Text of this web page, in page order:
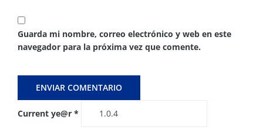
Guarda mi nombre, correo electrónico y web en este
navegador para la próxima vez que comente.
Current ye@r *